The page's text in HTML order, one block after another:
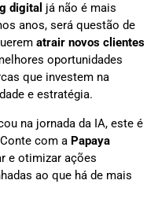
digital já não é mais
anos, será questão de
atrair novos clientes
oportunidades
que investem na
e estratégia.
na jornada da IA, este é
com a Papaya
e otimizar ações
ao que há de mais